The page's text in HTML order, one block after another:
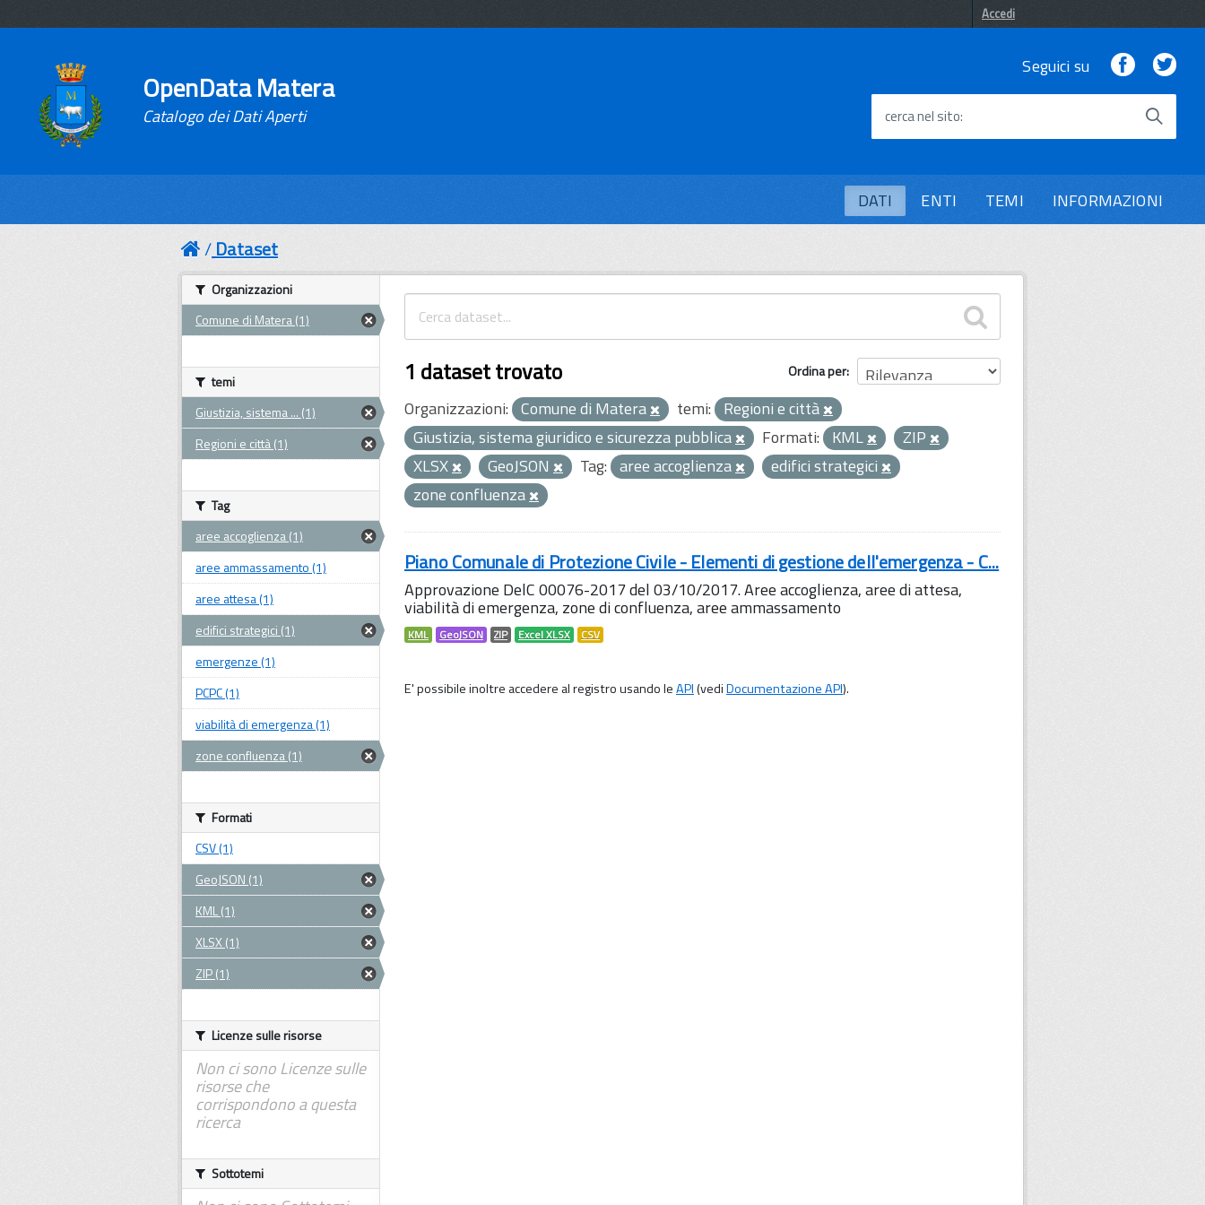
Accedi
OpenData Matera
Catalogo dei Dati Aperti
Seguici su Facebook
cerca nel sito
DATI ENTI TEMI INFORMAZIONI
Dataset
Ordina per
1 dataset trovato
Organizzazioni: Comune di Matera temi: Regioni e città
Giustizia, sistema giuridico e sicurezza pubblica
Formati: KML
ZIP
XLSX
GeoJSON Tag: aree accoglienza
edifici strategici
zone confluenza
Piano Comunale di Protezione Civile - Elementi di gestione dell'emergenza - C...
Approvazione DelC 00076-2017 del 03/10/2017. Aree accoglienza, aree di attesa,
viabilità di emergenza, zone di confluenza, aree ammassamento
KML GeoJSON ZIP Excel XLSX CSV
E' possibile inoltre accedere al registro usando leAPI(vediDocumentazione API).
Organizzazioni
Comune di Matera (1)
temi
Giustizia, sistema ... (1)
Regioni e città (1)
Tag
aree accoglienza (1)
aree ammassamento (1)
aree attesa (1)
edifici strategici (1)
emergenze (1)
PCPC (1)
viabilità di emergenza (1)
zone confluenza (1)
Formati
CSV (1)
GeoJSON (1)
KML (1)
XLSX (1)
ZIP (1)
Licenze sulle risorse
Non ci sono Licenze sulle
risorse che
corrispondono a questa
ricerca
Sottotemi